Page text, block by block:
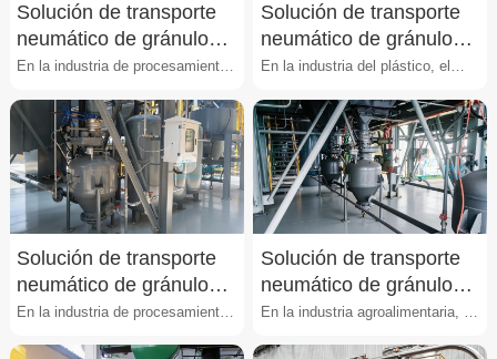
Solución de transporte
neumático de gránulos
extruidos
En la industria de procesamiento
transporte de grán···
Solución de transporte
neumático de gránulos
portadores plásticos
En la industria del plástico, el
presenta problema···
Solución de transporte
neumático de gránulos
de avena
En la industria de procesamiento
Solución de transporte
neumático de gránulos
de cereales
En la industria agroalimentaria, el